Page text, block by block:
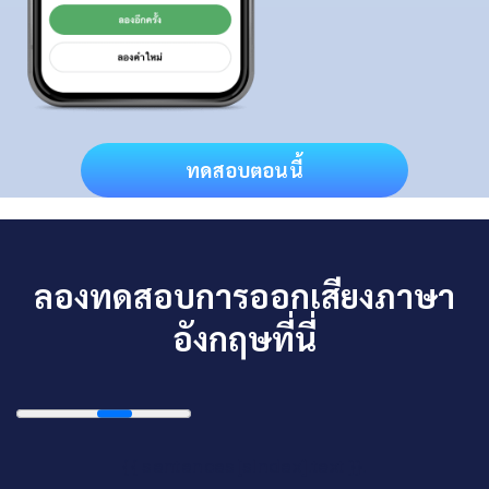
ทดสอบตอนนี้
ลองทดสอบการออกเสียงภาษา
อังกฤษที่นี่